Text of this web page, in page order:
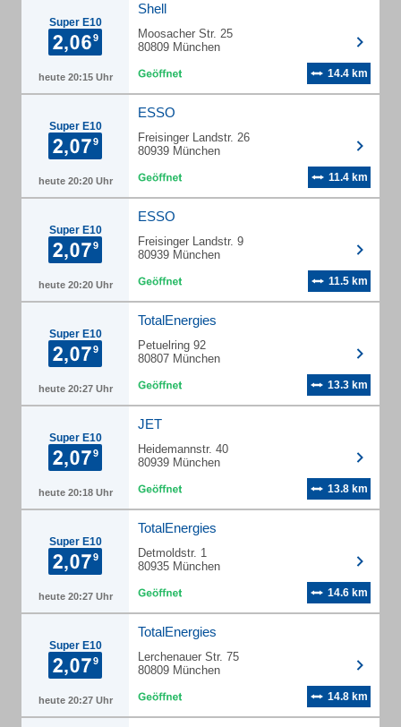
Super E10
heute 20:15 Uhr
Shell
Moosacher Str. 25
80809 München
14.4 km
Super E10
heute 20:20 Uhr
ESSO
Freisinger Landstr. 26
80939 München
11.4 km
Super E10
heute 20:20 Uhr
ESSO
Freisinger Landstr. 9
80939 München
11.5 km
Super E10
heute 20:27 Uhr
TotalEnergies
Petuelring 92
80807 München
13.3 km
Super E10
heute 20:18 Uhr
JET
Heidemannstr. 40
80939 München
13.8 km
Super E10
heute 20:27 Uhr
TotalEnergies
Detmoldstr. 1
80935 München
14.6 km
Super E10
heute 20:27 Uhr
TotalEnergies
Lerchenauer Str. 75
80809 München
14.8 km